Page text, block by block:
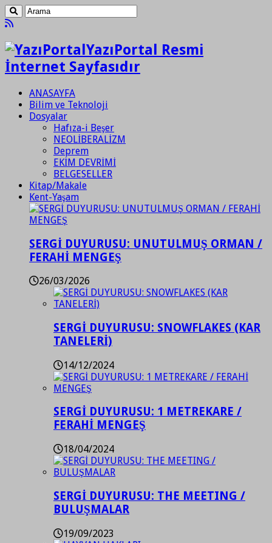
YazıPortal Resmi
İnternet Sayfasıdır
ANASAYFA
Bilim ve Teknoloji
Dosyalar
Hafıza-i Beşer
NEOLİBERALİZM
Deprem
EKİM DEVRİMİ
BELGESELLER
Kitap/Makale
Kent-Yaşam
SERGİ DUYURUSU: UNUTULMUŞ ORMAN /
FERAHİ MENGEŞ
26/03/2026
SERGİ DUYURUSU: SNOWFLAKES (KAR
TANELERİ)
14/12/2024
SERGİ DUYURUSU: 1 METREKARE /
FERAHİ MENGEŞ
18/04/2024
SERGİ DUYURUSU: THE MEETING /
BULUŞMALAR
19/09/2023